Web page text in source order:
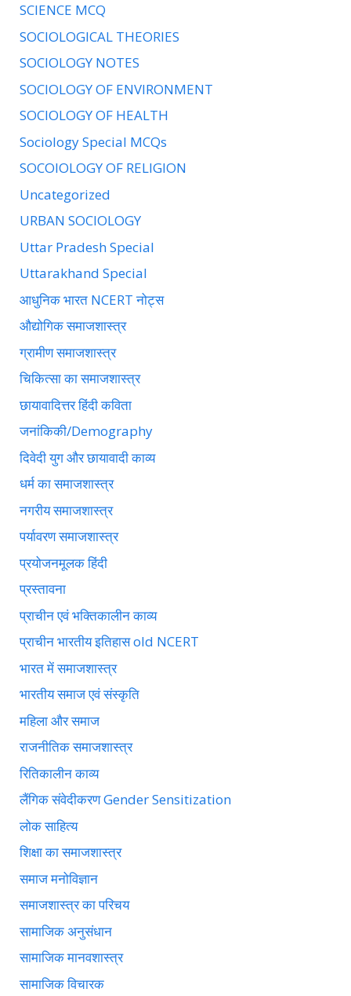
SCIENCE MCQ
SOCIOLOGICAL THEORIES
SOCIOLOGY NOTES
SOCIOLOGY OF ENVIRONMENT
SOCIOLOGY OF HEALTH
Sociology Special MCQs
SOCOIOLOGY OF RELIGION
Uncategorized
URBAN SOCIOLOGY
Uttar Pradesh Special
Uttarakhand Special
आधुनिक भारत NCERT नोट्स
औद्योगिक समाजशास्त्र
ग्रामीण समाजशास्त्र
चिकित्सा का समाजशास्त्र
छायावादित्तर हिंदी कविता
जनांकिकी/Demography
दिवेदी युग और छायावादी काव्य
धर्म का समाजशास्त्र
नगरीय समाजशास्त्र
पर्यावरण समाजशास्त्र
प्रयोजनमूलक हिंदी
प्रस्तावना
प्राचीन एवं भक्तिकालीन काव्य
प्राचीन भारतीय इतिहास old NCERT
भारत में समाजशास्त्र
भारतीय समाज एवं संस्कृति
महिला और समाज
राजनीतिक समाजशास्त्र
रितिकालीन काव्य
लैंगिक संवेदीकरण Gender Sensitization
लोक साहित्य
शिक्षा का समाजशास्त्र
समाज मनोविज्ञान
समाजशास्त्र का परिचय
सामाजिक अनुसंधान
सामाजिक मानवशास्त्र
सामाजिक विचारक